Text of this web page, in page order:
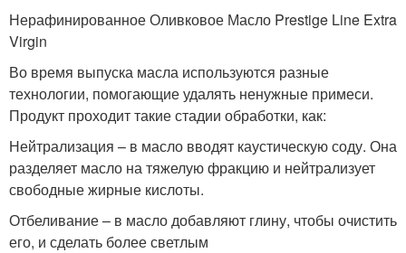
Нерафинированное Оливковое Масло Prestige Line Extra
Virgin
Во время выпуска масла используются разные
технологии, помогающие удалять ненужные примеси.
Продукт проходит такие стадии обработки, как:
Нейтрализация – в масло вводят каустическую соду. Она
разделяет масло на тяжелую фракцию и нейтрализует
свободные жирные кислоты.
Отбеливание – в масло добавляют глину, чтобы очистить
его, и сделать более светлым